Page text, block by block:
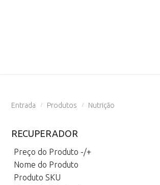
Entrada / Produtos / Nutrição
RECUPERADOR
Preço do Produto -/+
Nome do Produto
Produto SKU